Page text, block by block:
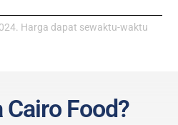
Harga dapat sewaktu-waktu
Food?